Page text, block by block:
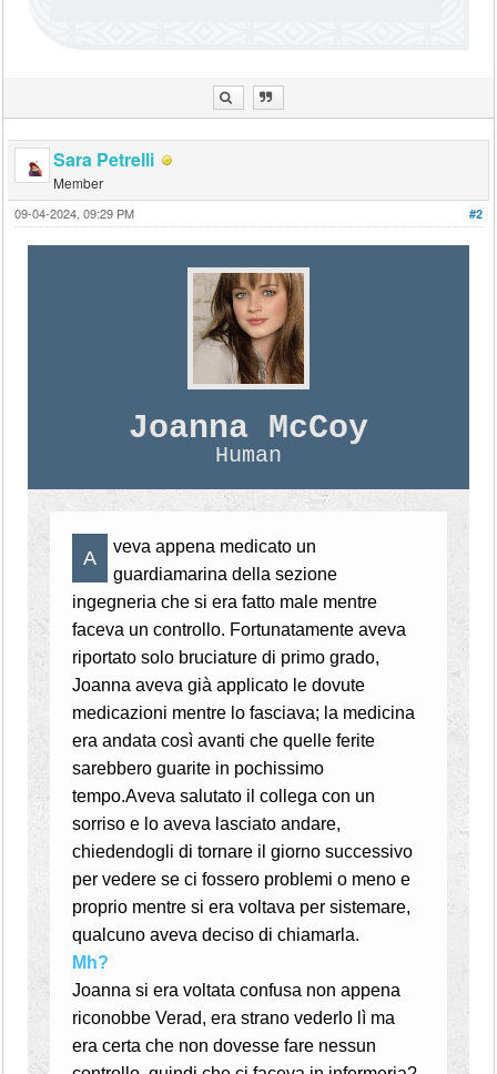
Sara Petrelli
Member
#2
09-04-2024, 09:29 PM
Joanna McCoy
Human
A
veva appena medicato un
guardiamarina della sezione
ingegneria che si era fatto male mentre
faceva un controllo. Fortunatamente aveva
riportato solo bruciature di primo grado,
Joanna aveva già applicato le dovute
medicazioni mentre lo fasciava; la medicina
era andata così avanti che quelle ferite
sarebbero guarite in pochissimo
tempo.Aveva salutato il collega con un
sorriso e lo aveva lasciato andare,
chiedendogli di tornare il giorno successivo
per vedere se ci fossero problemi o meno e
proprio mentre si era voltava per sistemare,
qualcuno aveva deciso di chiamarla.
Mh?
Joanna si era voltata confusa non appena
riconobbe Verad, era strano vederlo lì ma
era certa che non dovesse fare nessun